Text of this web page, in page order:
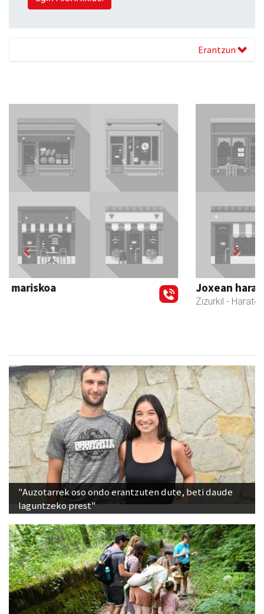
Erantzun
Joxean harategia
Previous Next
"Auzotarrek oso ondo erantzuten dute, beti daude
laguntzeko prest"